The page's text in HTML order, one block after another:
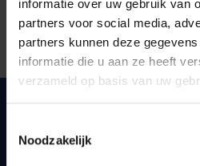
informatie over uw gebruik van
partners voor social media,
partners kunnen deze
informatie die u aan ze heeft
verzameld op basis van uw
Noodzakelijk
Snel naar